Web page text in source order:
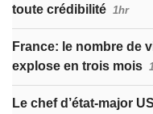
toute crédibilité 1hr
France: le nombre de
explose en trois mois
Le chef d’état-major